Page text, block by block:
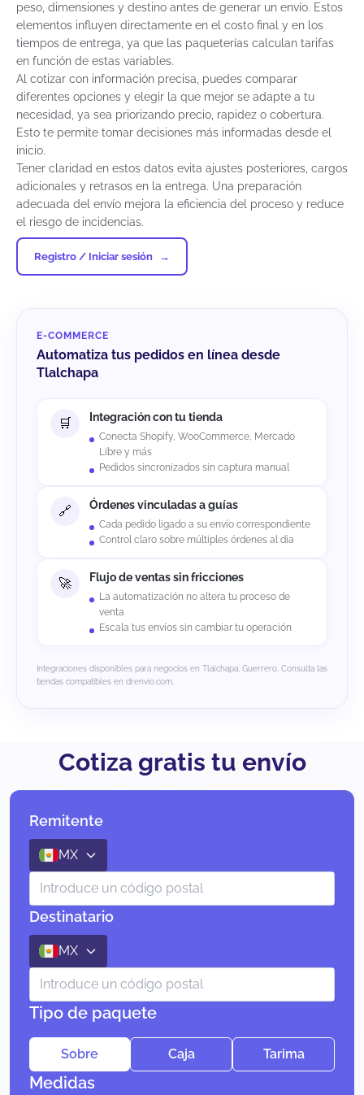
peso, dimensiones y destino antes de generar un envío. Estos
elementos influyen directamente en el costo final y en los
tiempos de entrega, ya que las paqueterías calculan tarifas
en función de estas variables.
Al cotizar con información precisa, puedes comparar
diferentes opciones y elegir la que mejor se adapte a tu
necesidad, ya sea priorizando precio, rapidez o cobertura.
Esto te permite tomar decisiones más informadas desde el
inicio.
Tener claridad en estos datos evita ajustes posteriores, cargos
adicionales y retrasos en la entrega. Una preparación
adecuada del envío mejora la eficiencia del proceso y reduce
el riesgo de incidencias.
Registro / Iniciar sesión
E-COMMERCE
Automatiza tus pedidos en línea desde
Tlalchapa
Integración con tu tienda
Conecta Shopify, WooCommerce, Mercado
Libre y más
Pedidos sincronizados sin captura manual
Órdenes vinculadas a guías
Cada pedido ligado a su envío correspondiente
Control claro sobre múltiples órdenes al día
Flujo de ventas sin fricciones
La automatización no altera tu proceso de
venta
Escala tus envíos sin cambiar tu operación
Integraciones disponibles para negocios en Tlalchapa, Guerrero. Consulta las
tiendas compatibles en drenvio.com.
Cotiza gratis tu envío
Remitente
MX
Destinatario
MX
Tipo de paquete
Sobre Caja Tarima
Medidas